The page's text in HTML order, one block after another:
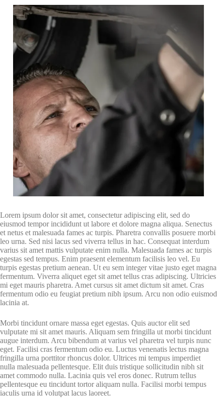
Lorem ipsum dolor sit amet, consectetur adipiscing elit, sed do
eiusmod tempor incididunt ut labore et dolore magna aliqua. Senectus
et netus et malesuada fames ac turpis. Pharetra convallis posuere morbi
leo urna. Sed nisi lacus sed viverra tellus in hac. Consequat interdum
varius sit amet mattis vulputate enim nulla. Malesuada fames ac turpis
egestas sed tempus. Enim praesent elementum facilisis leo vel. Eu
turpis egestas pretium aenean. Ut eu sem integer vitae justo eget magna
fermentum. Viverra aliquet eget sit amet tellus cras adipiscing. Ultricies
mi eget mauris pharetra. Amet cursus sit amet dictum sit amet. Cras
fermentum odio eu feugiat pretium nibh ipsum. Arcu non odio euismod
lacinia at.
Morbi tincidunt ornare massa eget egestas. Quis auctor elit sed
vulputate mi sit amet mauris. Aliquam sem fringilla ut morbi tincidunt
augue interdum. Arcu bibendum at varius vel pharetra vel turpis nunc
eget. Facilisi cras fermentum odio eu. Luctus venenatis lectus magna
fringilla urna porttitor rhoncus dolor. Ultrices mi tempus imperdiet
nulla malesuada pellentesque. Elit duis tristique sollicitudin nibh sit
amet commodo nulla. Lacinia quis vel eros donec. Rutrum tellus
pellentesque eu tincidunt tortor aliquam nulla. Facilisi morbi tempus
iaculis urna id volutpat lacus laoreet.